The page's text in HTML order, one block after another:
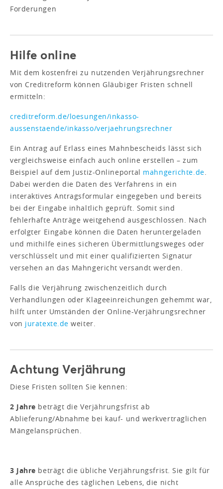
Forderungen
Hilfe online
Mit dem kostenfrei zu nutzenden Verjährungsrechner
von Creditreform können Gläubiger Fristen schnell
ermitteln:
creditreform.de/loesungen/inkasso-
aussenstaende/inkasso/verjaehrungsrechner
Ein Antrag auf Erlass eines Mahnbescheids lässt sich
vergleichsweise einfach auch online erstellen – zum
Beispiel auf dem Justiz-Onlineportal mahngerichte.de
Dabei werden die Daten des Verfahrens in ein
interaktives Antragsformular eingegeben und bereits
bei der Eingabe inhaltlich geprüft. Somit sind
fehlerhafte Anträge weitgehend ausgeschlossen. Nach
erfolgter Eingabe können die Daten heruntergeladen
und mithilfe eines sicheren Übermittlungsweges oder
verschlüsselt und mit einer qualifizierten Signatur
versehen an das Mahngericht versandt werden.
Falls die Verjährung zwischenzeitlich durch
Verhandlungen oder Klageeinreichungen gehemmt war,
hilft unter Umständen der Online-Verjährungsrechner
von juratexte.de weiter.
Achtung Verjährung
Diese Fristen sollten Sie kennen:
2 Jahre beträgt die Verjährungsfrist ab
Ablieferung/Abnahme bei kauf- und werkvertraglichen
Mängelansprüchen.
3 Jahre beträgt die übliche Verjährungsfrist. Sie gilt für
alle Ansprüche des täglichen Lebens, die nicht